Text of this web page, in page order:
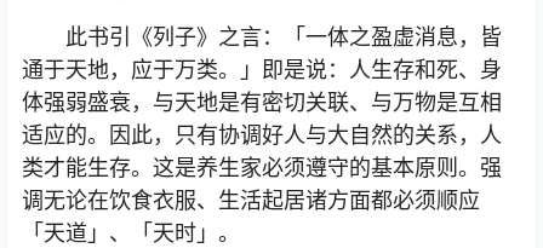
此书引《列子》之言：「一体之盈虚消息，皆
通于天地，应于万类。」即是说：人生存和死、身
体强弱盛衰，与天地是有密切关联、与万物是互相
适应的。因此，只有协调好人与大自然的关系，人
类才能生存。这是养生家必须遵守的基本原则。强
调无论在饮食衣服、生活起居诸方面都必须顺应
「天道」、「天时」。